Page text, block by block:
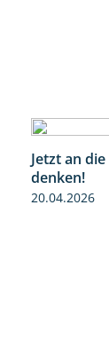
Jetzt an
denken!
20.04.2026